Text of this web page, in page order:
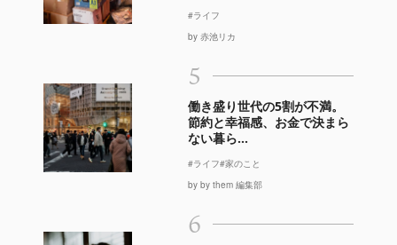
#ライフ
by 赤池リカ
5
働き盛り世代の5割が不満。
節約と幸福感、お金で決まら
ない暮ら...
#ライフ#家のこと
by by them 編集部
6